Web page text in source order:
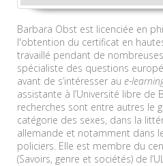
Barbara Obst est licenciée en
l'obtention du certificat en
travaillé pendant de
spécialiste des questions
avant de s’intéresser au e-
assistante à l’Université libre de
recherches sont entre autres le
catégorie des sexes, dans la
allemande et notamment dans
policiers. Elle est membre du
(Savoirs, genre et sociétés) de